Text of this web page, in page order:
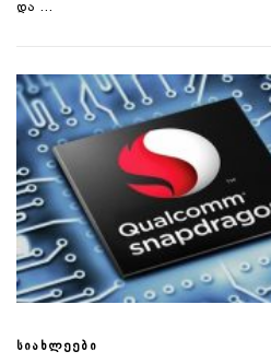
და …
ᲡᲘᲐᲮᲚᲔᲔᲑᲘ